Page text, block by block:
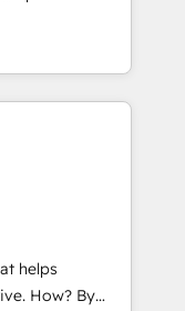
clientele, and
mid-market
in the
time
in
service
our business
and a
helps
By